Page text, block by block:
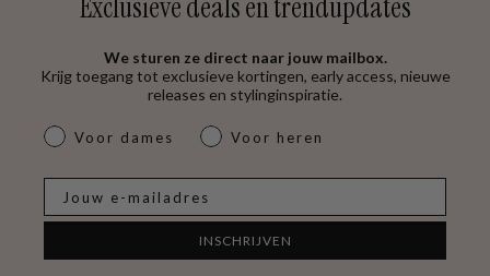
Exclusieve deals en trendupdates
We sturen ze direct naar jouw mailbox.
Krijg toegang tot exclusieve kortingen, early access, nieuwe
releases en stylinginspiratie.
dames & heren
Voor dames Voor heren
INSCHRIJVEN